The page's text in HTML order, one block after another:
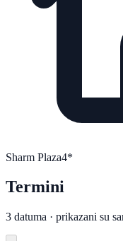
Sharm Plaza4*
Termini
3 datuma · prikazani su